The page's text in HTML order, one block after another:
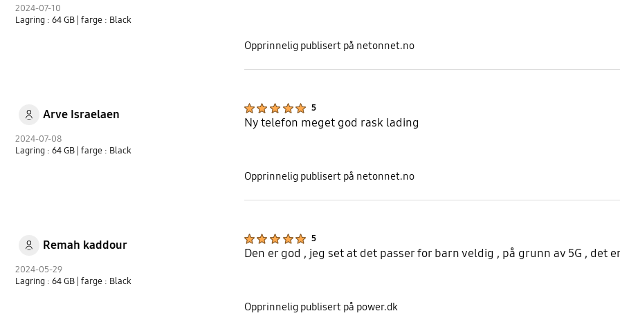
2024-07-10
Lagring : 64 GB | farge : Black
Opprinnelig publisert på netonnet.no
Arve Israelaen
2024-07-08
Lagring : 64 GB | farge : Black
5
Ny telefon meget god rask lading
Opprinnelig publisert på netonnet.no
Remah kaddour
2024-05-29
Lagring : 64 GB | farge : Black
5
Den er god , jeg set at det passer for barn veldig , på grunn av 5G , det
Opprinnelig publisert på power.dk